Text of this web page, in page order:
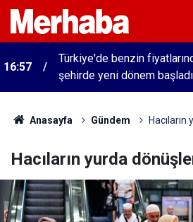
16:57
Türkiye'de benzin
şehirde yeni dönem başladı
Anasayfa Gündem
Hacıların yurda